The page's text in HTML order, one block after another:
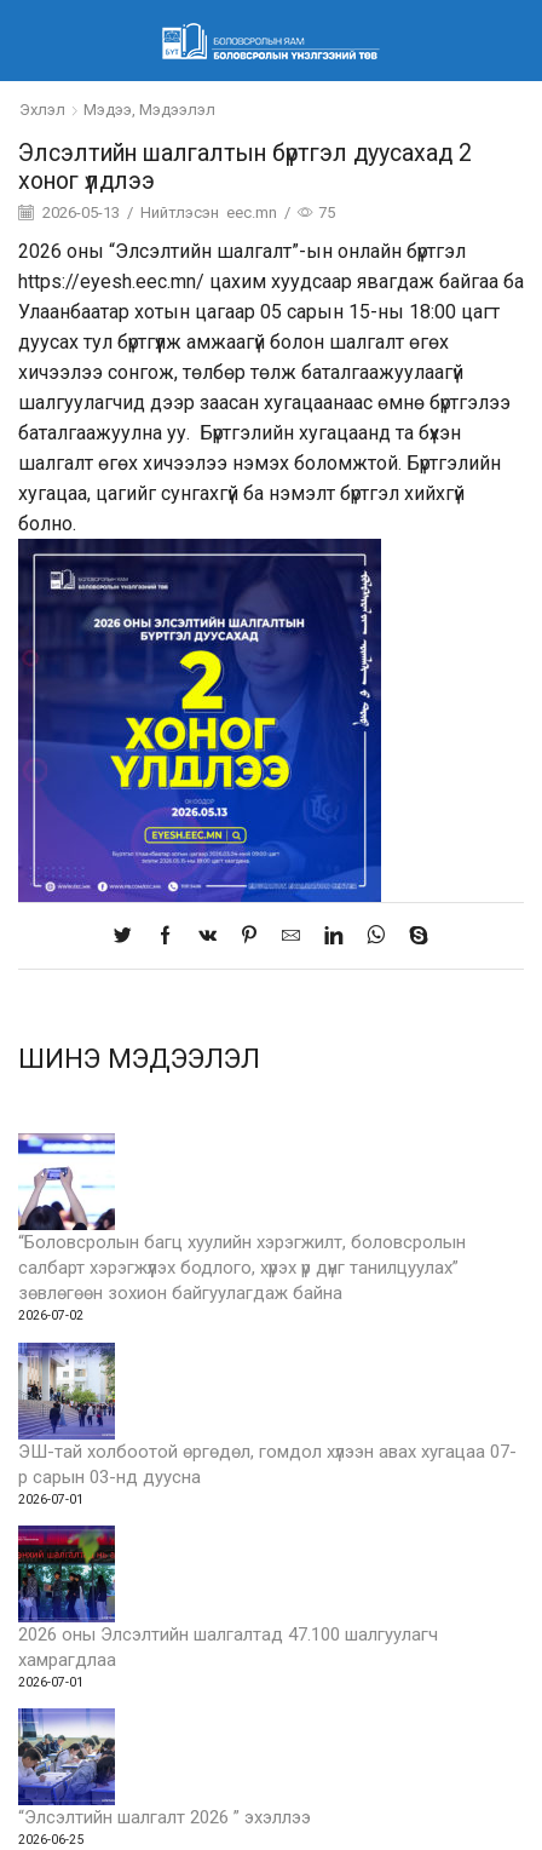
Эхлэл Мэдээ, Мэдээлэл
Элсэлтийн шалгалтын бүртгэл дуусахад 2
хоног үлдлээ
2026-05-13 / Нийтлэсэн eec.mn / 75
2026 оны “Элсэлтийн шалгалт”-ын онлайн бүртгэл
https://eyesh.eec.mn/ цахим хуудсаар явагдаж байгаа ба
Улаанбаатар хотын цагаар 05 сарын 15-ны 18:00 цагт
дуусах тул бүртгүүлж амжаагүй болон шалгалт өгөх
хичээлээ сонгож, төлбөр төлж баталгаажуулаагүй
шалгуулагчид дээр заасан хугацаанаас өмнө бүртгэлээ
баталгаажуулна уу. Бүртгэлийн хугацаанд та бүхэн
шалгалт өгөх хичээлээ нэмэх боломжтой. Бүртгэлийн
хугацаа, цагийг сунгахгүй ба нэмэлт бүртгэл хийхгүй
болно.
ШИНЭ МЭДЭЭЛЭЛ
“Боловсролын багц хуулийн хэрэгжилт, боловсролын
салбарт хэрэгжүүлэх бодлого, хүрэх үр дүнг танилцуулах”
зөвлөгөөн зохион байгуулагдаж байна
2026-07-02
ЭШ-тай холбоотой өргөдөл, гомдол хүлээн авах хугацаа 07-
р сарын 03-нд дуусна
2026-07-01
2026 оны Элсэлтийн шалгалтад 47.100 шалгуулагч
хамрагдлаа
2026-07-01
“Элсэлтийн шалгалт 2026 ” эхэллээ
2026-06-25